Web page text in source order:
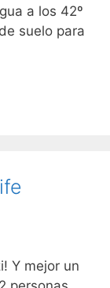
a los 42º
suelo para
Y mejor un